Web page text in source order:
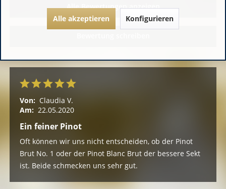
Alle Bewertungen anzeigen
Von: Claudia V.
Am: 22.05.2020
Ein feiner Pinot
Oft können wir uns nicht entscheiden, ob der Pinot
Brut No. 1 oder der Pinot Blanc Brut der bessere Sekt
ist. Beide schmecken uns sehr gut.
Alle akzeptieren Konfigurieren